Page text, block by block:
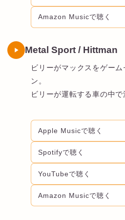
Amazon Musicで聴く
Metal Sport / Hittman
ビリーがマックスをゲー
ン。
ビリーが運転する車の中で
Apple Musicで聴く
Spotifyで聴く
YouTubeで聴く
Amazon Musicで聴く